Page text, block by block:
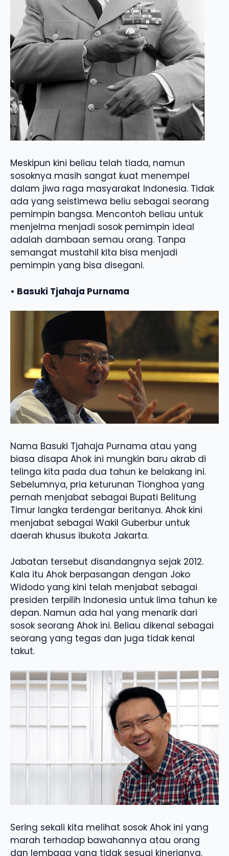
Meskipun kini beliau telah tiada, namun
sosoknya masih sangat kuat menempel
dalam jiwa raga masyarakat Indonesia. Tidak
ada yang seistimewa beliu sebagai seorang
pemimpin bangsa. Mencontoh beliau untuk
menjelma menjadi sosok pemimpin ideal
adalah dambaan semau orang. Tanpa
semangat mustahil kita bisa menjadi
pemimpin yang bisa disegani.
• Basuki Tjahaja Purnama
Nama Basuki Tjahaja Purnama atau yang
biasa disapa Ahok ini mungkin baru akrab di
telinga kita pada dua tahun ke belakang ini.
Sebelumnya, pria keturunan Tionghoa yang
pernah menjabat sebagai Bupati Belitung
Timur langka terdengar beritanya. Ahok kini
menjabat sebagai Wakil Guberbur untuk
daerah khusus ibukota Jakarta.
Jabatan tersebut disandangnya sejak 2012.
Kala itu Ahok berpasangan dengan Joko
Widodo yang kini telah menjabat sebagai
presiden terpilih Indonesia untuk lima tahun ke
depan. Namun ada hal yang menarik dari
sosok seorang Ahok ini. Beliau dikenal sebagai
seorang yang tegas dan juga tidak kenal
takut.
Sering sekali kita melihat sosok Ahok ini yang
marah terhadap bawahannya atau orang
dan lembaga yang tidak sesuai kinerjanya.